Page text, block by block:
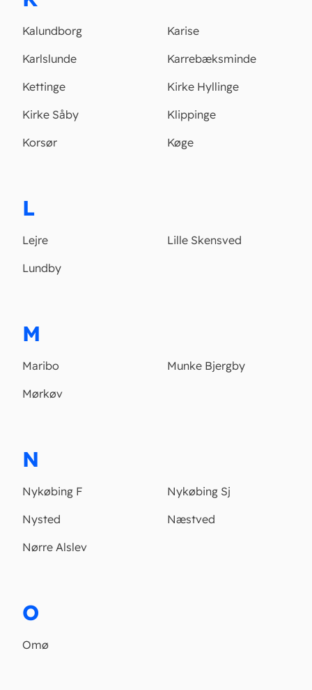
Kalundborg
Karise
Karlslunde
Karrebæksminde
Kettinge
Kirke Hyllinge
Kirke Såby
Klippinge
Korsør
Køge
L
Lejre
Lille Skensved
Lundby
M
Maribo
Munke Bjergby
Mørkøv
N
Nykøbing F
Nykøbing Sj
Nysted
Næstved
Nørre Alslev
O
Omø